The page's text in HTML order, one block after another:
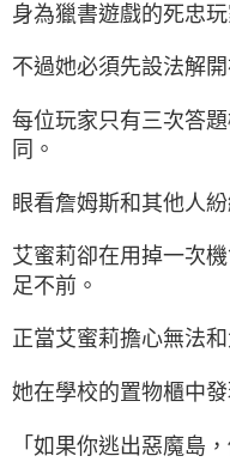
身為獵書遊戲的死忠
不過她必須先設法解
每位玩家只有三次答
同。
眼看詹姆斯和其他人
艾蜜莉卻在用掉一次
足不前。
正當艾蜜莉擔心無法
她在學校的置物櫃中
「如果你逃出惡魔島